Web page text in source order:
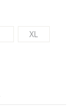
XL